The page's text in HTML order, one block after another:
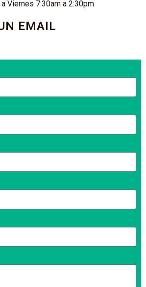
EMAIL
a Viernes 7:30am a 2:30pm